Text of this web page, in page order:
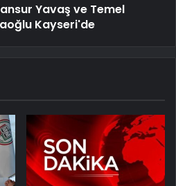
Yavaş ve Temel
Kayseri'de